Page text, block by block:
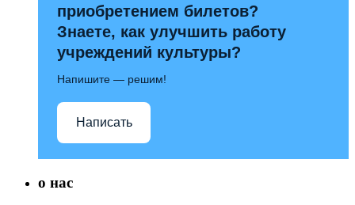
приобретением билетов?
Знаете, как улучшить работу
учреждений культуры?
Напишите — решим!
Написать
о нас